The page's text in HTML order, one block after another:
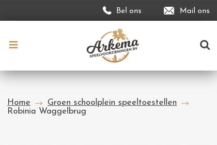
Bel ons Mail ons
Home
Groen schoolplein speeltoestellen
Robinia Waggelbrug